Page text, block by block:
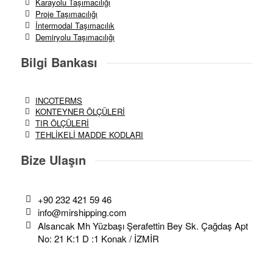
Karayolu Taşımacılığı
Proje Taşımacılığı
İntermodal Taşımacılık
Demiryolu Taşımacılığı
Bilgi Bankası
INCOTERMS
KONTEYNER ÖLÇÜLERİ
TIR ÖLÇÜLERİ
TEHLİKELİ MADDE KODLARI
Bize Ulaşın
+90 232 421 59 46
info@mirshipping.com
Alsancak Mh Yüzbaşı Şerafettin Bey Sk. Çağdaş Apt
No: 21 K:1 D :1 Konak / İZMİR